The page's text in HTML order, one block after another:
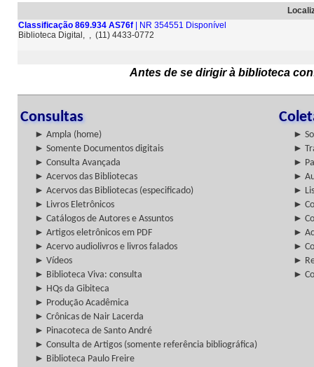
Classificação 869.934 AS76f | NR 354551 Disponível
Biblioteca Digital, , (11) 4433-0772
Antes de se dirigir à biblioteca
Consultas
► Ampla (home)
►
► Somente Documentos digitais
►
► Consulta Avançada
►
► Acervos das Bibliotecas
►
► Acervos das Bibliotecas (especificado)
►
► Livros Eletrônicos
►
► Catálogos de Autores e Assuntos
►
► Artigos eletrônicos em PDF
►
► Acervo audiolivros e livros falados
►
► Vídeos
►
► Biblioteca Viva: consulta
►
► HQs da Gibiteca
► Produção Acadêmica
► Crônicas de Nair Lacerda
► Pinacoteca de Santo André
► Consulta de Artigos (somente referência bibliográfica)
► Biblioteca Paulo Freire